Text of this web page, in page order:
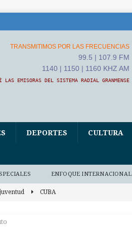
TRANSMITIMOS POR LAS FRECUENCIAS
99.5 | 107.9 FM
1140 | 1150 | 1160 KHZ AM
LAS EMISORAS DEL SISTEMA RADIAL GRANMENSE
DEPORTES CULTURA
ENFOQUE INTERNACIONAL
CUBA